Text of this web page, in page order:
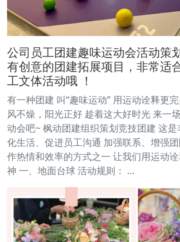
公司员工团建趣味运动会活动策
有创意的团建拓展项目，非常适
工文体活动哦 ！
有一种团建 叫“趣味运动” 用运动诠释更
风不燥，阳光正好 趁着这大好时光 来一
动会吧~ 枫动团建组织策划竞技团建 这
化生活、促进员工沟通 加强联系、增强
作热情和效率的方式之一 让我们用运动
神 一、地面台球 活动规则： …